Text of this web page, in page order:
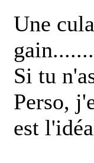
Une
Si tu
Perso,
est